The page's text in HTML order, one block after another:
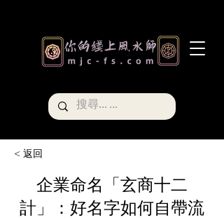
< 返回
企業命名「玄商十二
計」：好名字如何自帶流